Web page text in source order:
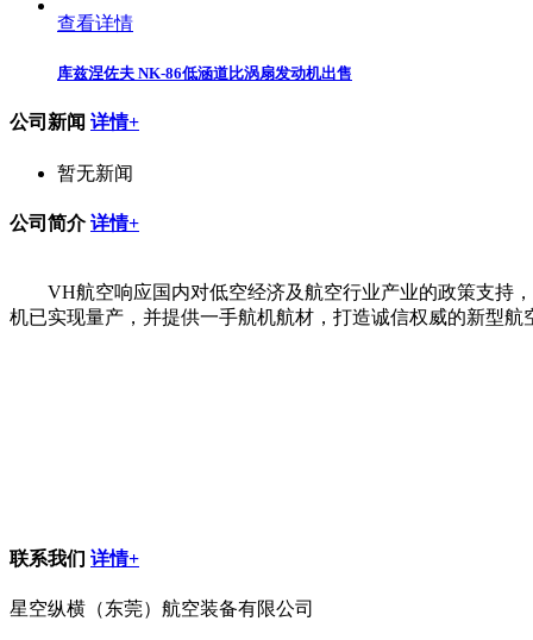
查看详情
库兹涅佐夫 NK-86低涵道比涡扇发动机出售
公司新闻 详情+
暂无新闻
公司简介详情+
VH航空响应国内对低空经济及航空行业产业的政策支持
机已实现量产，并提供一手航机航材，打造诚信权威的新型
联系我们 详情+
星空纵横（东莞）航空装备有限公司